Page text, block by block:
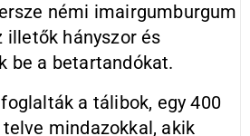
némi imairgumburgum
illetők hányszor és
be a betartandókat.
a tálibok, egy 400
mindazokkal, akik